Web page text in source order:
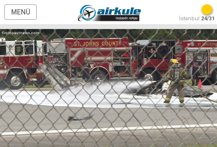
MENÜ
İstanbul 24/31